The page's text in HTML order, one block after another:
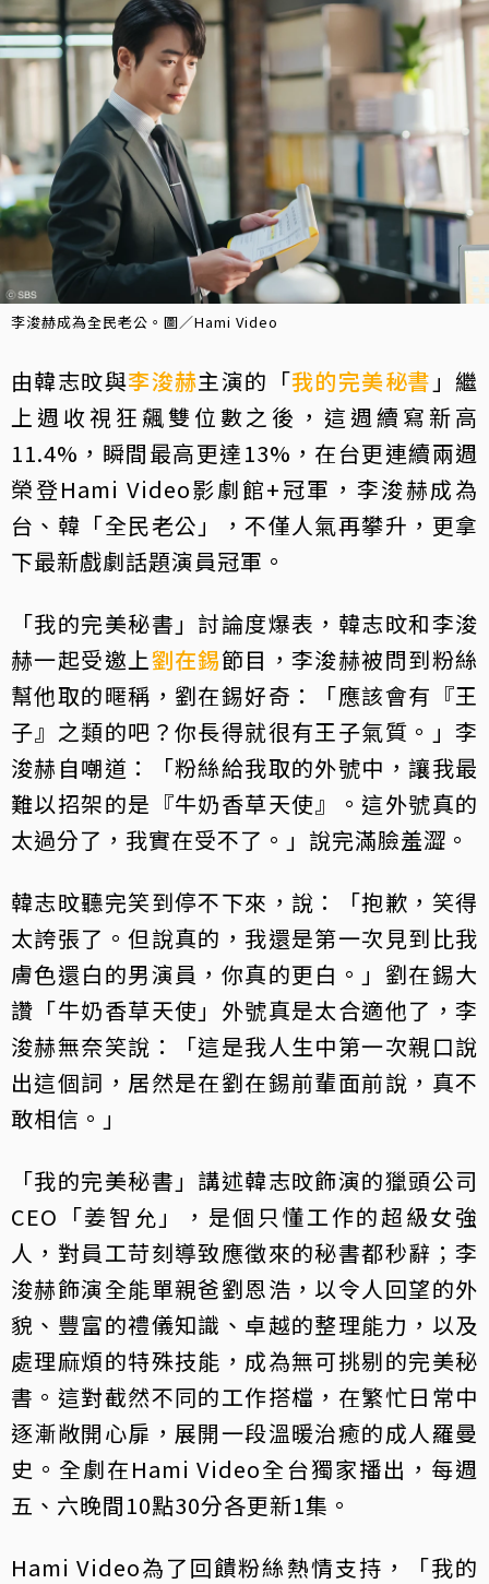
李浚赫成為全民老公。圖／Hami Video
由韓志旼與李浚赫主演的「我的完美秘書 」繼
上週收視狂飆雙位數之後，這週續寫新高
11.4%，瞬間最高更達13%，在台更連續兩週
榮登Hami Video影劇館+冠軍，李浚赫成為
台、韓「全民老公」，不僅人氣再攀升，更拿
下最新戲劇話題演員冠軍。
「我的完美秘書」討論度爆表，韓志旼和李浚
赫一起受邀上劉在錫節目，李浚赫被問到粉絲
幫他取的暱稱，劉在錫好奇：「應該會有『王
子』之類的吧？你長得就很有王子氣質。」李
浚赫自嘲道：「粉絲給我取的外號中，讓我最
難以招架的是『牛奶香草天使』。這外號真的
太過分了，我實在受不了。」說完滿臉羞澀。
韓志旼聽完笑到停不下來，說：「抱歉，笑得
太誇張了。但說真的，我還是第一次見到比我
膚色還白的男演員，你真的更白。」劉在錫大
讚「牛奶香草天使」外號真是太合適他了，李
浚赫無奈笑說：「這是我人生中第一次親口說
出這個詞，居然是在劉在錫前輩面前說，真不
敢相信。」
「我的完美秘書」講述韓志旼飾演的獵頭公司
CEO「姜智允」，是個只懂工作的超級女強
人，對員工苛刻導致應徵來的秘書都秒辭；李
浚赫飾演全能單親爸劉恩浩，以令人回望的外
貌、豐富的禮儀知識、卓越的整理能力，以及
處理麻煩的特殊技能，成為無可挑剔的完美秘
書。這對截然不同的工作搭檔，在繁忙日常中
逐漸敞開心扉，展開一段溫暖治癒的成人羅曼
史。全劇在Hami Video全台獨家播出，每週
五、六晚間10點30分各更新1集。
Hami Video為了回饋粉絲熱情支持，「我的